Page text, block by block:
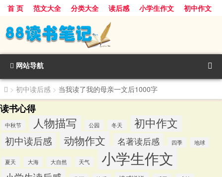
首 页 范文大全 分类大全 读后感 小学生作文
初中作文
景物描写
话题作文 人物描写
节日作文
网站导航
> 初中读后感 > 当我读了我的母亲一文后1000字
读书心得
中秋节 人物描写 公园 冬天 初中作文
初中读后感 动物作文 名著读后感 四季 地球
夏天 大海 大自然 天气 小学生作文